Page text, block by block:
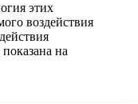
этих
воздействия
на